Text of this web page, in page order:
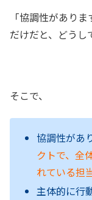
「協調性があり
だけだと、どうし
そこで、
協調性が
クトで、全
れている担
主体的に